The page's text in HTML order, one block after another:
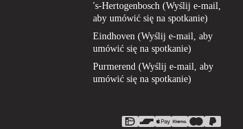
's-Hertogenbosch (Wyślij e-mail,
aby umówić się na spotkanie)
Eindhoven (Wyślij e-mail, aby
umówić się na spotkanie)
Purmerend (Wyślij e-mail, aby
umówić się na spotkanie)